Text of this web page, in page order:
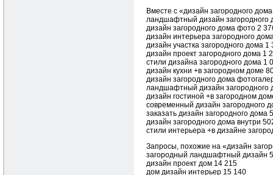
Вместе с «дизайн загородного
ландшафтный дизайн загородного
дизайн загородного дома фото 2
дизайн интерьера загородного
дизайн участка загородного дома 1
дизайн проект загородного дома 1
стили дизайна загородного дома 1
дизайн кухни +в загородном доме
дизайн загородного дома
ландшафтный дизайн загородного
дизайн гостиной +в загородном
современный дизайн загородного
заказать дизайн загородного дома
дизайн загородного дома внутри
стили интерьера +в дизайне
Запросы, похожие на «дизайн
загородный ландшафтный дизайн
дизайн проект дом 14 215
дом дизайн интерьер 15 140